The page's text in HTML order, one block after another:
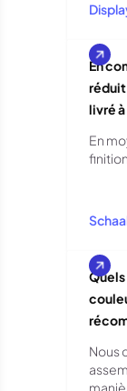
En
livré à
En
finition
Nous